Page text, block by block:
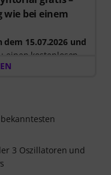
wie bei einem
dem 15.07.2026 und
einen kostenlosen
von
du Leads,
Erhalte direktes
Filter,
um echte
Gutscheincode
3 Oszillatoren und